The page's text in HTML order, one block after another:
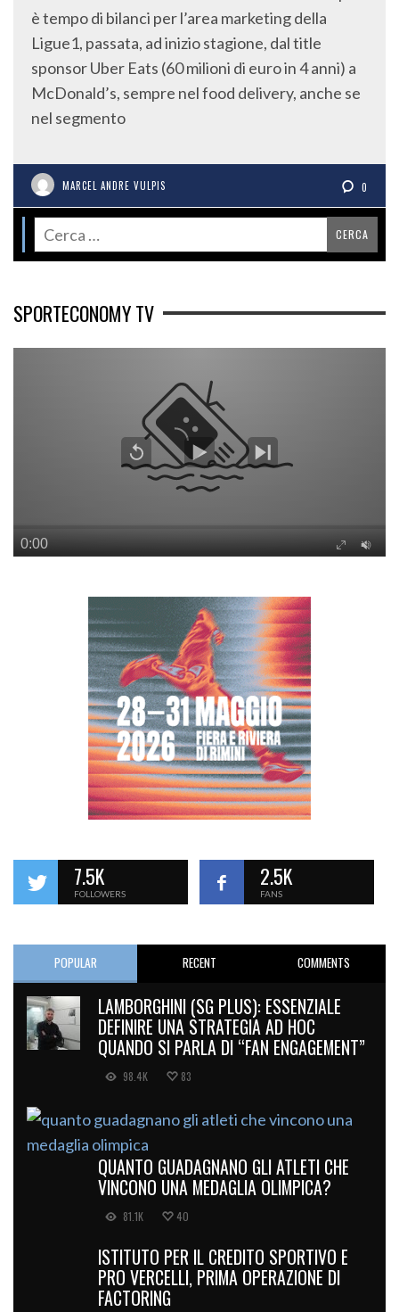
è tempo di bilanci per l’area marketing della
Ligue1, passata, ad inizio stagione, dal title
sponsor Uber Eats (60 milioni di euro in 4 anni) a
McDonald’s, sempre nel food delivery, anche se
nel segmento
MARCEL ANDRE VULPIS 0
SPORTECONOMY TV
7.5K
FOLLOWERS
2.5K
FANS
POPULAR RECENT COMMENTS
LAMBORGHINI (SG PLUS): ESSENZIALE
DEFINIRE UNA STRATEGIA AD HOC
QUANDO SI PARLA DI “FAN ENGAGEMENT”
98.4K 83
QUANTO GUADAGNANO GLI ATLETI CHE
VINCONO UNA MEDAGLIA OLIMPICA?
81.1K 40
ISTITUTO PER IL CREDITO SPORTIVO E
PRO VERCELLI, PRIMA OPERAZIONE DI
FACTORING